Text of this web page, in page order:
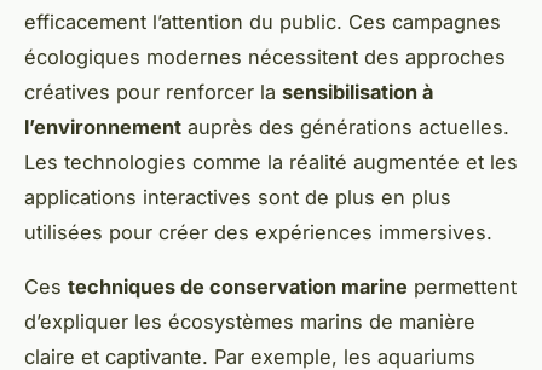
efficacement l’attention du public. Ces campagnes
écologiques modernes nécessitent des approches
créatives pour renforcer la sensibilisation à
l’environnement auprès des générations actuelles.
Les technologies comme la réalité augmentée et les
applications interactives sont de plus en plus
utilisées pour créer des expériences immersives.
Ces techniques de conservation marine permettent
d’expliquer les écosystèmes marins de manière
claire et captivante. Par exemple, les aquariums